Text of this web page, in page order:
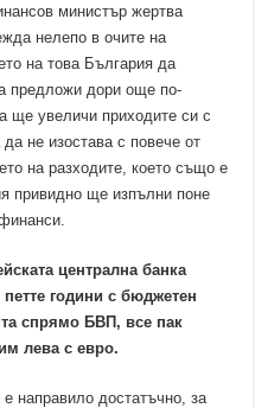
министър жертва
нелепо в очите на
на това България да
предложи дори още по-
ще увеличи приходите си с
не изостава с повече от
на разходите, което също е
привидно ще изпълни поне
централна банка
години с бюджетен
спрямо БВП, все пак
лева с евро.
направило достатъчно, за